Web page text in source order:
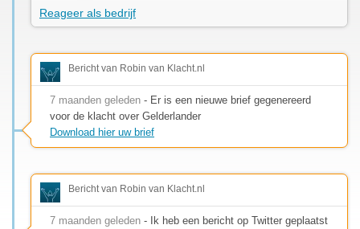
Reageer als bedrijf
Bericht van Robin van Klacht.nl
7 maanden geleden - Er is een nieuwe brief gegenereerd
voor de klacht over Gelderlander
Download hier uw brief
Bericht van Robin van Klacht.nl
7 maanden geleden - Ik heb een bericht op Twitter geplaatst